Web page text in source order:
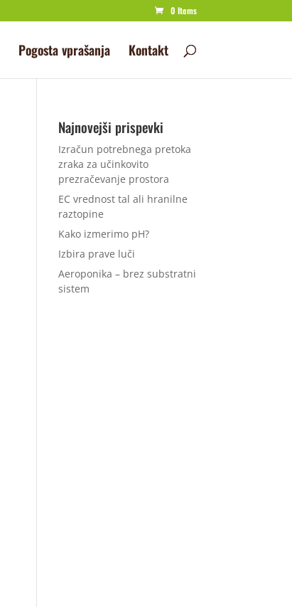
0 Items
Pogosta vprašanja Kontakt
Najnovejši prispevki
Izračun potrebnega pretoka
zraka za učinkovito
prezračevanje prostora
EC vrednost tal ali hranilne
raztopine
Kako izmerimo pH?
Izbira prave luči
Aeroponika – brez substratni
sistem